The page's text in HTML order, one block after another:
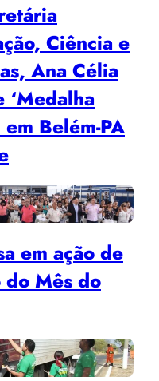
Ciência e
Ana Célia
‘Medalha
Belém-PA
em ação de
Mês do